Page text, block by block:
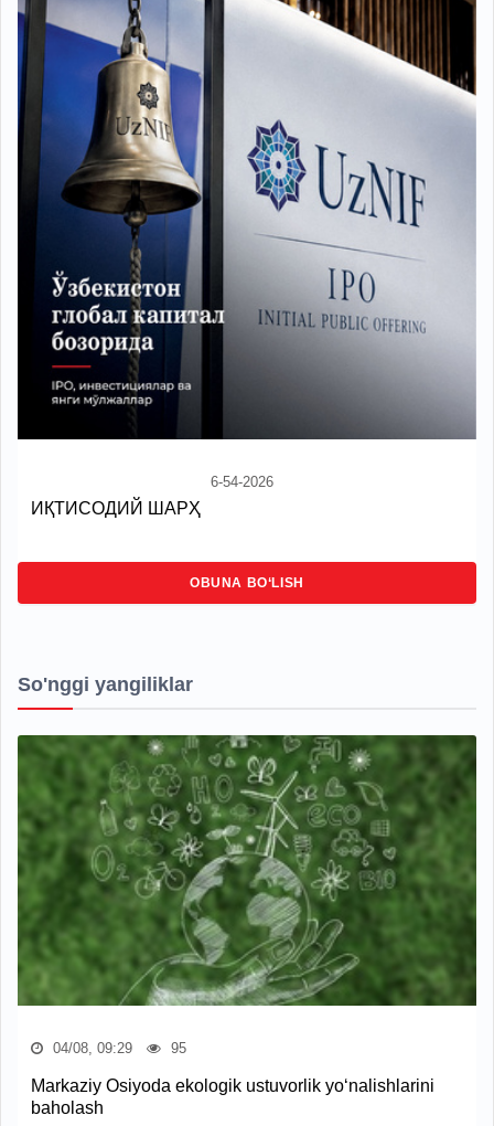
6-54-2026
ИҚТИСОДИЙ ШАРҲ
OBUNA BO‘LISH
So'nggi yangiliklar
04/08, 09:29 95
Markaziy Osiyoda ekologik ustuvorlik yo‘nalishlarini
baholash